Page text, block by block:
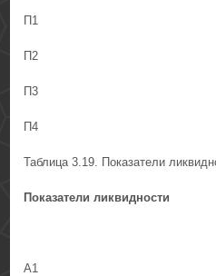
П1
П2
П3
П4
Таблица 3.19. Показатели
Показатели ликвидности
А1